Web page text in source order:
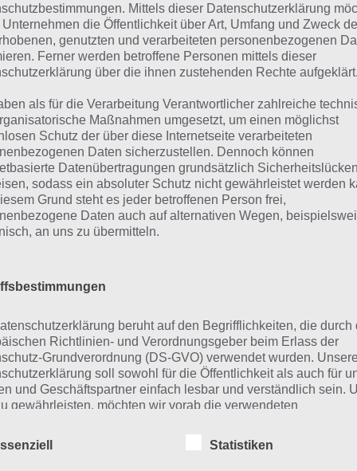
findest du alle richtigen Antworten zum
Die Lösung ist dabei nach den Prozent-Werten sortiert.
Reis
Aufgaben und Rätsel im
im gleichen Level wie “China” befinden sich “Etwas,
Abfahrt-Ski“. Klicke einfach auf den Sachverhalt, um
Mittels dieser Datenschutzerklärung
Unternehmen die Öffentlichkeit über Art, Umfang und Zweck
genutzten und verarbeiteten personenbezogenen
Ferner werden betroffene Personen mittels dieser
über die ihnen zustehenden Rechte
als für die Verarbeitung Verantwortlicher zahlreiche
Maßnahmen umgesetzt, um einen möglichst
Schutz der über diese Internetseite verarbeiteten
Daten sicherzustellen. Dennoch können
Datenübertragungen grundsätzlich Sicherheitslücken
sodass ein absoluter Schutz nicht gewährleistet werden
Grund steht es jeder betroffenen Person frei,
Daten auch auf alternativen Wegen,
an uns zu übermitteln.
beruht auf den Begrifflichkeiten, die durch
Richtlinien- und Verordnungsgeber beim Erlass der
Grundverordnung (DS-GVO) verwendet wurden.
soll sowohl für die Öffentlichkeit als auch für
und Geschäftspartner einfach lesbar und verständlich sein.
gewährleisten, möchten wir vorab die verwendeten
in dieser Datenschutzerklärung unter anderem die
Statistiken